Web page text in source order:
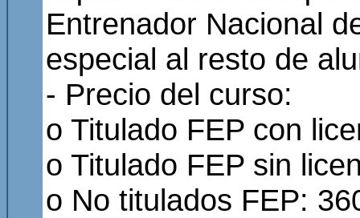
Entrenador Nacional
especial al resto de
- Precio del curso:
o Titulado FEP con
o Titulado FEP sin
o No titulados FEP: